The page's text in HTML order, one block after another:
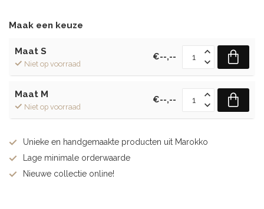
Maak een keuze
Maat S
Niet op voorraad
€--,--
Maat M
Niet op voorraad
€--,--
Unieke en handgemaakte producten uit Marokko
Lage minimale orderwaarde
Nieuwe collectie online!